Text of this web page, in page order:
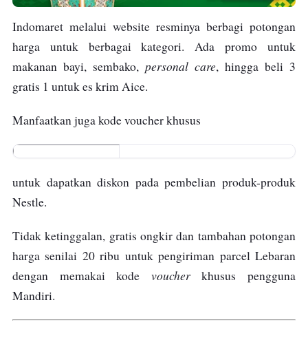
Indomaret melalui website resminya berbagi potongan
harga untuk berbagai kategori. Ada promo untuk
makanan bayi, sembako, personal care, hingga beli 3
gratis 1 untuk es krim Aice.
Manfaatkan juga kode voucher khusus
NESTLERAMAD
HAN
untuk dapatkan diskon pada pembelian produk-produk
Nestle.
Tidak ketinggalan, gratis ongkir dan tambahan potongan
harga senilai 20 ribu untuk pengiriman parcel Lebaran
dengan memakai kode voucherkhusus pengguna
Mandiri.